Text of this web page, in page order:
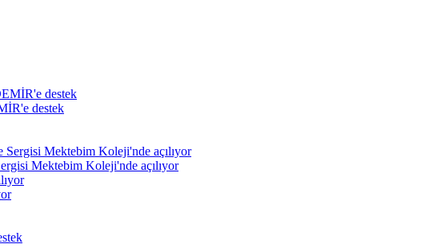
destek
Mektebim Koleji'nde açılıyor